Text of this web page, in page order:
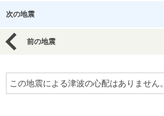
次の地震
前の地震
この地震による津波の心配はありません。